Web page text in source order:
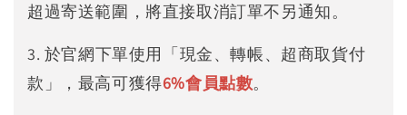
超過寄送範圍，將直接取消訂單不另通知。
3. 於官網下單使用「現金、轉帳、超商取貨付
款」，最高可獲得6%會員點數。